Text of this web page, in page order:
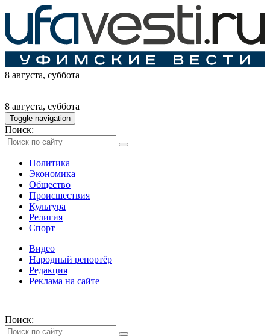
8 августа, суббота
8 августа, суббота
Toggle navigation
Поиск:
Политика
Экономика
Общество
Происшествия
Культура
Религия
Спорт
Видео
Народный репортёр
Редакция
Реклама на сайте
Поиск: